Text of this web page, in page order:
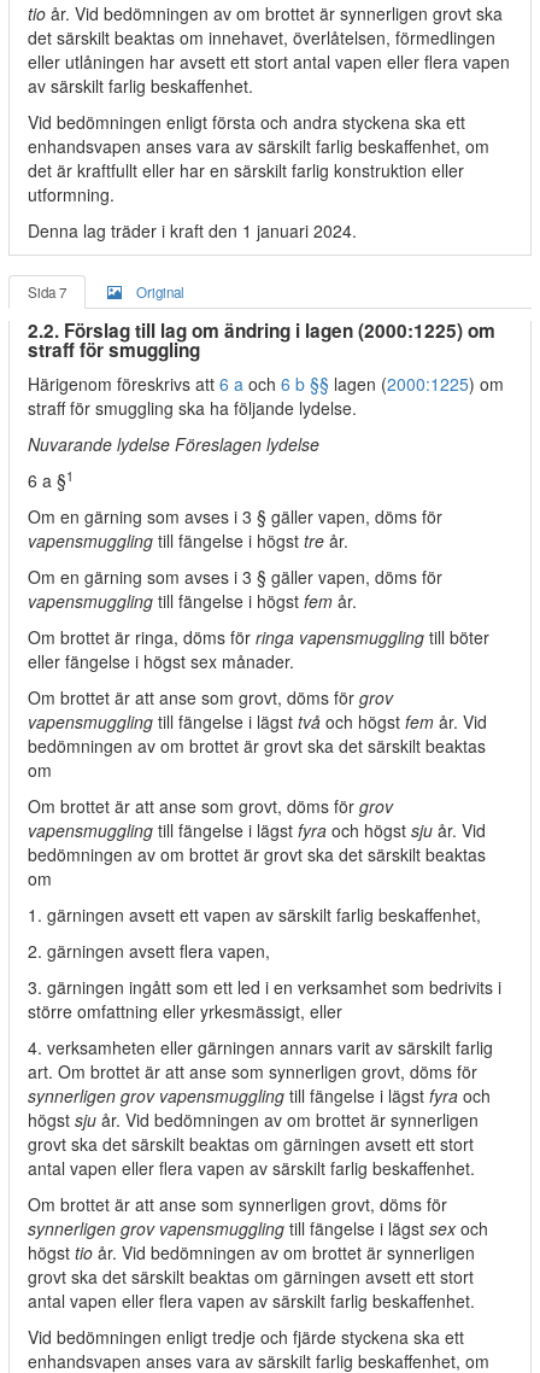
tio år. Vid bedömningen av om brottet är synnerligen grovt ska
det särskilt beaktas om innehavet, överlåtelsen, förmedlingen
eller utlåningen har avsett ett stort antal vapen eller flera vapen
av särskilt farlig beskaffenhet.
Vid bedömningen enligt första och andra styckena ska ett
enhandsvapen anses vara av särskilt farlig beskaffenhet, om
det är kraftfullt eller har en särskilt farlig konstruktion eller
utformning.
Denna lag träder i kraft den 1 januari 2024.
Sida 7 Original
2.2. Förslag till lag om ändring i lagen (2000:1225) om
straff för smuggling
Härigenom föreskrivs att 6 a och 6 b §§ lagen (2000:1225) om
straff för smuggling ska ha följande lydelse.
Nuvarande lydelse Föreslagen lydelse
6 a §1
Om en gärning som avses i 3 § gäller vapen, döms för
vapensmuggling till fängelse i högst tre år.
Om en gärning som avses i 3 § gäller vapen, döms för
vapensmuggling till fängelse i högst fem år.
Om brottet är ringa, döms för ringa vapensmuggling till böter
eller fängelse i högst sex månader.
Om brottet är att anse som grovt, döms för grov
vapensmuggling till fängelse i lägst två och högst fem år. Vid
bedömningen av om brottet är grovt ska det särskilt beaktas
om
Om brottet är att anse som grovt, döms för grov
vapensmuggling till fängelse i lägst fyra och högst sju år. Vid
bedömningen av om brottet är grovt ska det särskilt beaktas
om
1. gärningen avsett ett vapen av särskilt farlig beskaffenhet,
2. gärningen avsett flera vapen,
3. gärningen ingått som ett led i en verksamhet som bedrivits i
större omfattning eller yrkesmässigt, eller
4. verksamheten eller gärningen annars varit av särskilt farlig
art. Om brottet är att anse som synnerligen grovt, döms för
synnerligen grov vapensmuggling till fängelse i lägst fyra och
högst sju år. Vid bedömningen av om brottet är synnerligen
grovt ska det särskilt beaktas om gärningen avsett ett stort
antal vapen eller flera vapen av särskilt farlig beskaffenhet.
Om brottet är att anse som synnerligen grovt, döms för
synnerligen grov vapensmuggling till fängelse i lägst sexoch
högst tio år. Vid bedömningen av om brottet är synnerligen
grovt ska det särskilt beaktas om gärningen avsett ett stort
antal vapen eller flera vapen av särskilt farlig beskaffenhet.
Vid bedömningen enligt tredje och fjärde styckena ska ett
enhandsvapen anses vara av särskilt farlig beskaffenhet, om